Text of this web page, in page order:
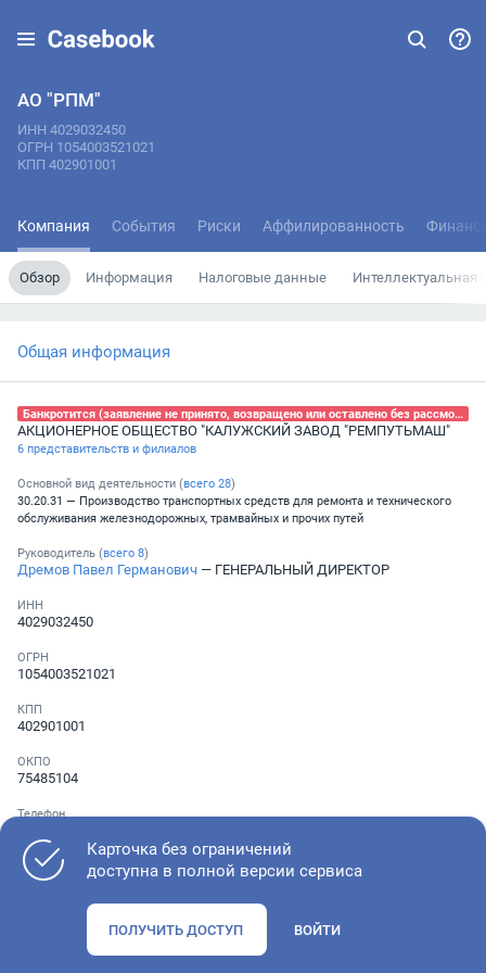
АО "РПМ"
ИНН 4029032450
ОГРН 1054003521021
КПП 402901001
Компания События Риски Аффилированность
Обзор Информация Налоговые данные Интеллектуальная
Общая информация
Банкротится (заявление не принято, возвращено или оставлено без рассмотрения), 30.03.2026
АКЦИОНЕРНОЕ ОБЩЕСТВО "КАЛУЖСКИЙ ЗАВОД "РЕМПУТЬМАШ"
6 представительств и филиалов
Основной вид деятельности (всего 28)
30.20.31 — Производство транспортных средств для ремонта и технического
обслуживания железнодорожных, трамвайных и прочих путей
Руководитель (всего 8)
Дремов Павел Германович — ГЕНЕРАЛЬНЫЙ ДИРЕКТОР
ИНН
4029032450
ОГРН
1054003521021
КПП
402901001
ОКПО
75485104
Телефон
Как оценить состояние компании
Карточка без ограничений
доступна в полной версии сервиса
ПОЛУЧИТЬ ДОСТУП ВОЙТИ